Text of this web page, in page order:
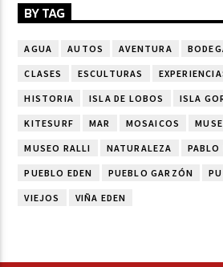
BY TAG
AGUA AUTOS AVENTURA
CLASES ESCULTURAS
HISTORIA ISLA DE LOBOS ISLA
KITESURF MAR MOSAICOS
MUSEO RALLI NATURALEZA PABLO
PUEBLO EDEN PUEBLO GARZÓN
VIEJOS VIÑA EDEN